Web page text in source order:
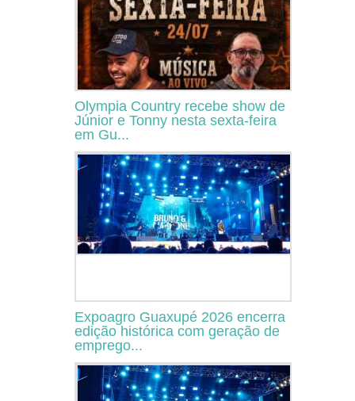
Olympia Country recebe show de
Júnior e Tonny nesta sexta-feira
em Gu...
Expoagro Guaxupé 2026 encerra
edição histórica com geração de
emprego...